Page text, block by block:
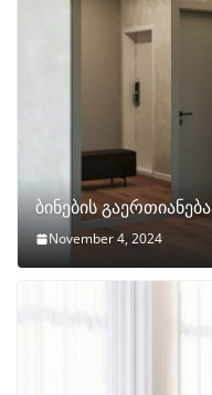
ბინების გაერთიანება
November 4, 2024